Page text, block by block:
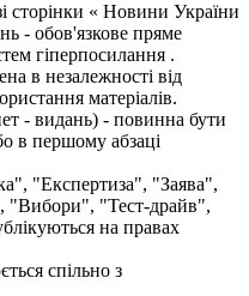
сторінки « Новини України
- обов'язкове пряме
гіперпосилання .
в незалежності від
матеріалів.
- видань) - повинна бути
в першому абзаці
"Експертиза", "Заява",
"Вибори", "Тест-драйв",
на правах
спільно з